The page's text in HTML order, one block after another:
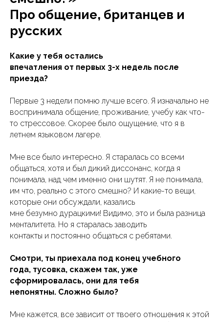
Про общение, британцев и
русских
Какие у тебя остались
впечатления от первых 3-х недель после
приезда?
Первые 3 недели помню лучше всего. Я изначально не
воспринимала общение, проживание, учебу как что-
то стрессовое. Скорее было ощущение, что я в
летнем языковом лагере.
Мне все было интересно. Я старалась со всеми
общаться, хотя и был дикий диссонанс, когда я
понимала, над чем именно они шутят. Я не понимала,
им что, реально с этого смешно? И какие-то вещи,
которые они обсуждали, казались
мне безумно дурацкими! Видимо, это и была разница
менталитета. Но я старалась заводить
контакты и постоянно общаться с ребятами.
Смотри, ты приехала под конец учебного
года, тусовка, скажем так, уже
сформировалась, они для тебя
непонятны. Сложно было?
Мне кажется, все зависит от твоего отношения к этой